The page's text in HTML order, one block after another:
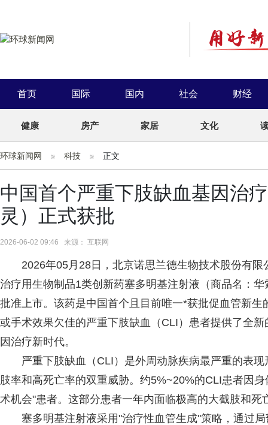
首页 国际 国内 社会 财经
健康 房产 家居 文化
环球新闻网 科技 正文
中国首个严重下肢缺血基因治
灵）正式获批
2026-06-02 09:46 来源： 互联网
2026年05月28日，北京诺思兰德生物技术股份有限
治疗用生物制品1类创新药塞多明基注射液（商品名：华
批准上市。该药是中国首个且目前唯一*获批促血管新
或手术效果欠佳的严重下肢缺血（CLI）患者提供了全
因治疗新时代。
严重下肢缺血（CLI）是外周动脉疾病最严重的表现
肢率和高死亡率的双重威胁。约5%~20%的CLI患者因
术机会"患者。这部分患者一年内面临极高的大截肢和死
塞多明基注射液采用"治疗性血管生成"策略，通过局